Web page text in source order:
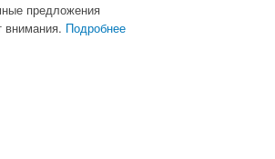
предложения
внимания. Подробнее